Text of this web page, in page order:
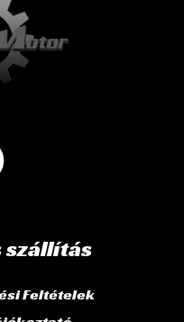
szállítás
Feltételek